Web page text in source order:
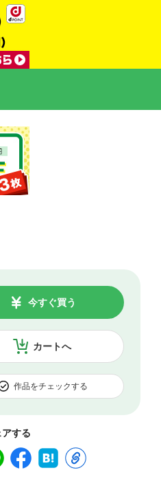
カートへ
今すぐ買う
作品をチェックする
する